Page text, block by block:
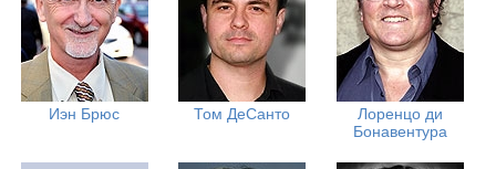
Иэн Брюс Том ДеСанто
Лоренцо ди
Бонавентура